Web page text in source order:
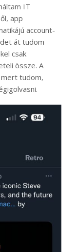
IT
app
account-
át tudom
csak
össze. A
tudom,